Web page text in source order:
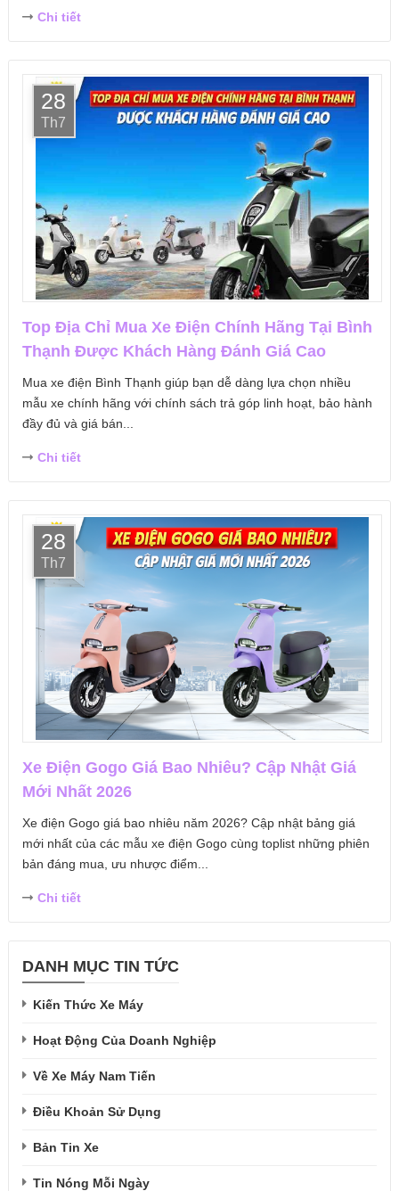
Chi tiết
28
Th7
Top Địa Chỉ Mua Xe Điện Chính Hãng Tại Bình
Thạnh Được Khách Hàng Đánh Giá Cao
Mua xe điện Bình Thạnh giúp bạn dễ dàng lựa chọn nhiều
mẫu xe chính hãng với chính sách trả góp linh hoạt, bảo hành
đầy đủ và giá bán...
Chi tiết
28
Th7
Xe Điện Gogo Giá Bao Nhiêu? Cập Nhật Giá
Mới Nhất 2026
Xe điện Gogo giá bao nhiêu năm 2026? Cập nhật bảng giá
mới nhất của các mẫu xe điện Gogo cùng toplist những phiên
bản đáng mua, ưu nhược điểm...
Chi tiết
DANH MỤC TIN TỨC
Kiến Thức Xe Máy
Hoạt Động Của Doanh Nghiệp
Về Xe Máy Nam Tiến
Điều Khoản Sử Dụng
Bản Tin Xe
Tin Nóng Mỗi Ngày